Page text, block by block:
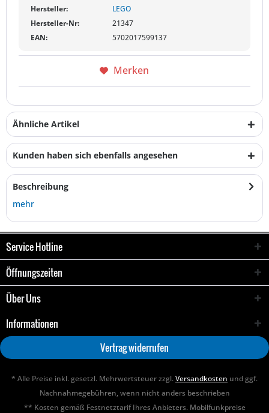
Hersteller:
LEGO
Hersteller-Nr:
21347
EAN:
5702017599137
Merken
Ähnliche Artikel
Kunden haben sich ebenfalls angesehen
Beschreibung
mehr
Service Hotline
Öffnungszeiten
Über Uns
Informationen
Vertrag widerrufen
* Alle Preise inkl. gesetzl. Mehrwertsteuer zzgl.Versandkosten und ggf.
Nachnahmegebühren, wenn nicht anders beschrieben
** Kosten gemäß Festnetztarif Ihres Anbieters. Mobilfunkpreise